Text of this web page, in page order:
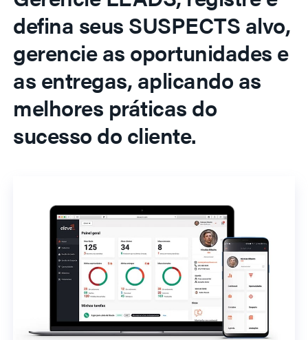
defina seus SUSPECTS alvo,
gerencie as oportunidades e
as entregas, aplicando as
melhores práticas do
sucesso do cliente.